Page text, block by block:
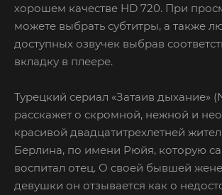
хорошем качестве HD 720. При
можете выбрать субтитры, а также
доступных озвучек выбрав
вкладку в плеере.
Турецкий сериал «Затаив дыхание»
расскажет о скромной, нежной и
красивой двадцатитрехлетней
Берлина, по имени Рюйя, которую
воспитал отец. О своей бывшей
девушки он отзывается как о